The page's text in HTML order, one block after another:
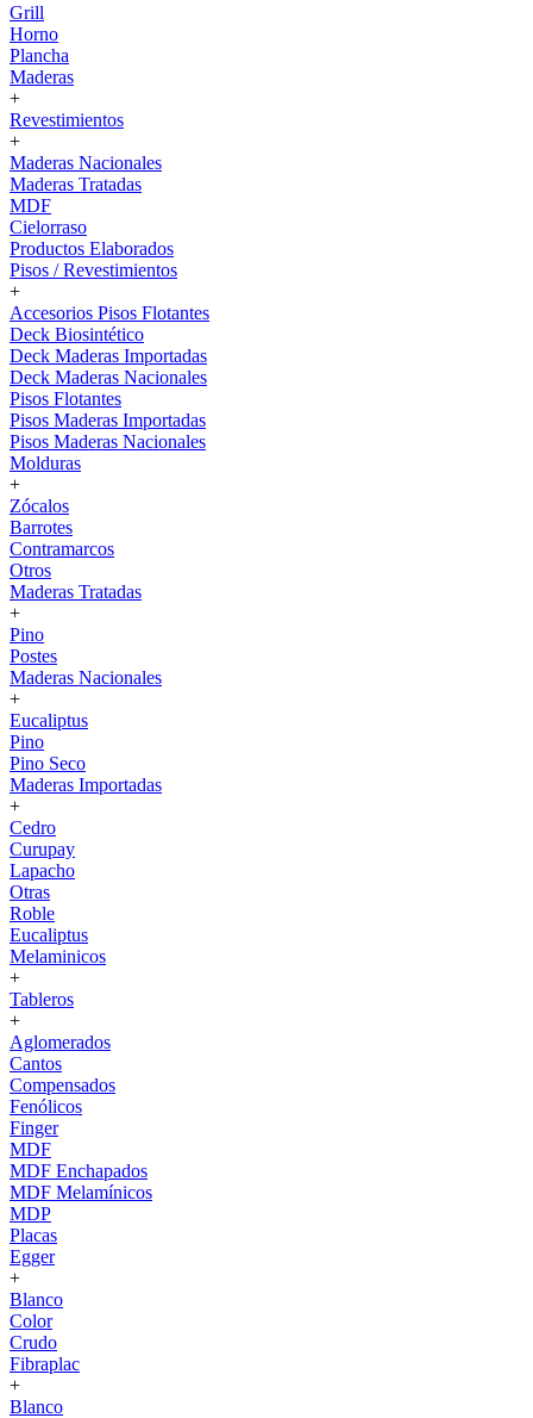
Grill
Horno
Plancha
Maderas
+
Revestimientos
+
Maderas Nacionales
Maderas Tratadas
MDF
Cielorraso
Productos Elaborados
Pisos / Revestimientos
+
Accesorios Pisos Flotantes
Deck Biosintético
Deck Maderas Importadas
Deck Maderas Nacionales
Pisos Flotantes
Pisos Maderas Importadas
Pisos Maderas Nacionales
Molduras
+
Zócalos
Barrotes
Contramarcos
Otros
Maderas Tratadas
+
Pino
Postes
Maderas Nacionales
+
Eucaliptus
Pino
Pino Seco
Maderas Importadas
+
Cedro
Curupay
Lapacho
Otras
Roble
Eucaliptus
Melaminicos
+
Tableros
+
Aglomerados
Cantos
Compensados
Fenólicos
Finger
MDF
MDF Enchapados
MDF Melamínicos
MDP
Placas
Egger
+
Blanco
Color
Crudo
Fibraplac
+
Blanco